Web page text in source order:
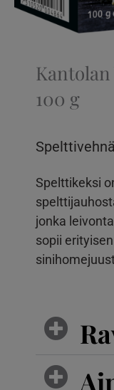
100 g
Spelttikeksi
jonka
sopii